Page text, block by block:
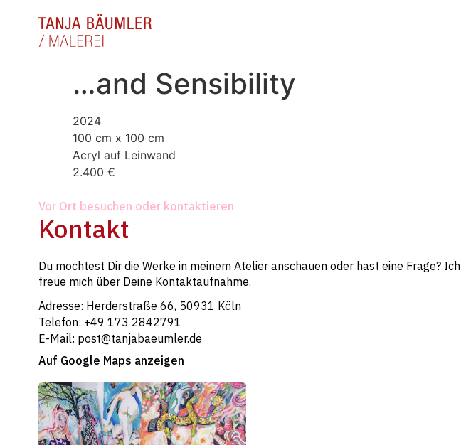
…and Sensibility
2024
100 cm x 100 cm
Acryl auf Leinwand
2.400 €
Vor Ort besuchen oder kontaktieren
Kontakt
Du möchtest Dir die Werke in meinem Atelier anschauen oder hast eine Frage? Ich
freue mich über Deine Kontaktaufnahme.
Adresse: Herderstraße 66, 50931 Köln
Telefon: +49 173 2842791
E-Mail: post@tanjabaeumler.de
Auf Google Maps anzeigen